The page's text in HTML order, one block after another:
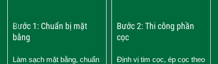
Bước 1: Chuẩn bị mặt
bằng
Làm sạch mặt bằng, chuẩn
Bước 2: Thi công phần
cọc
Định vị tim cọc, ép cọc theo
›
‹